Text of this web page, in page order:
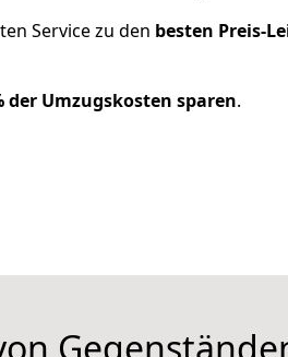
Service zu den besten Preis-
der Umzugskosten sparen.